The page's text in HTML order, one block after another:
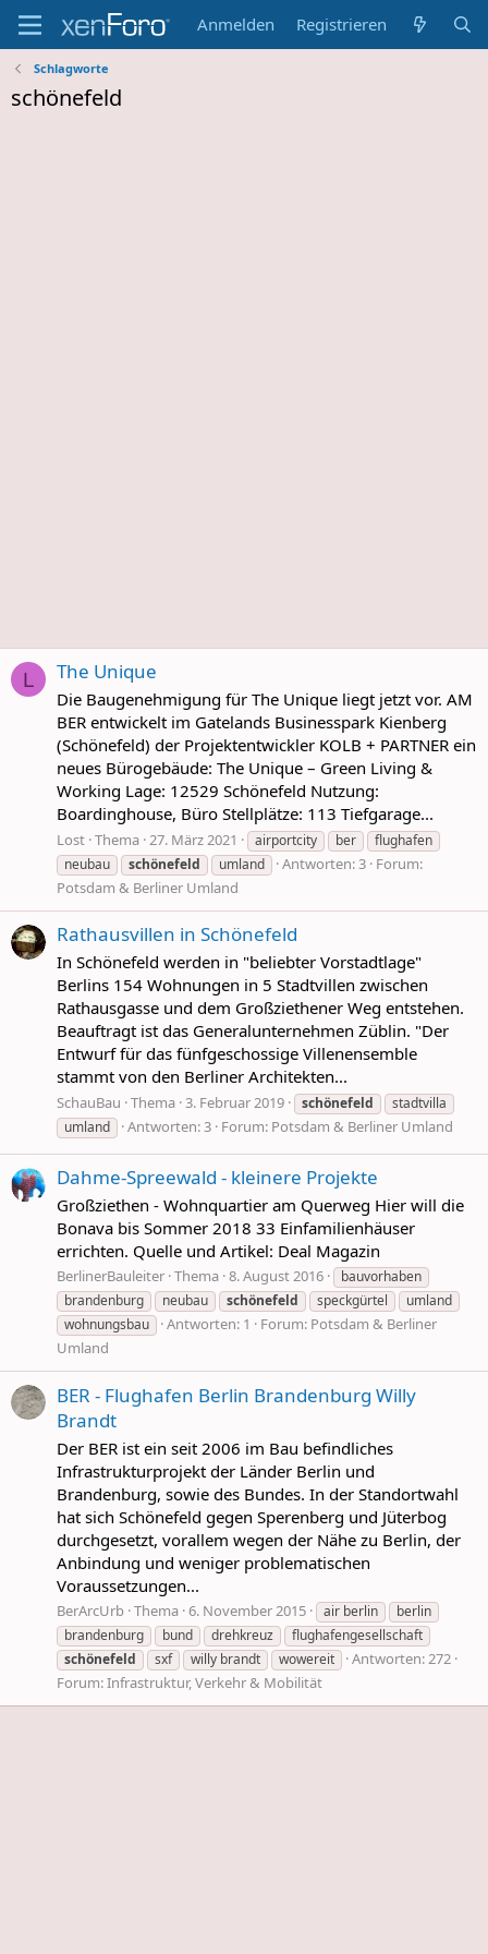
Anmelden Registrieren
Schlagworte
schönefeld
L The Unique
Die Baugenehmigung für The Unique liegt jetzt vor. AM
BER entwickelt im Gatelands Businesspark Kienberg
(Schönefeld) der Projektentwickler KOLB + PARTNER ein
neues Bürogebäude: The Unique – Green Living &
Working Lage: 12529 Schönefeld Nutzung:
Boardinghouse, Büro Stellplätze: 113 Tiefgarage...
Lost Thema 27. März 2021 airportcity ber
flughafen
neubau
schönefeld umland Antworten: 3 Forum:
Potsdam & Berliner Umland
Rathausvillen in Schönefeld
In Schönefeld werden in "beliebter Vorstadtlage"
Berlins 154 Wohnungen in 5 Stadtvillen zwischen
Rathausgasse und dem Großziethener Weg entstehen.
Beauftragt ist das Generalunternehmen Züblin. "Der
Entwurf für das fünfgeschossige Villenensemble
stammt von den Berliner Architekten...
SchauBau Thema 3. Februar 2019 schönefeld
stadtvilla
umland
Antworten: 3 Forum: Potsdam & Berliner Umland
Dahme-Spreewald - kleinere Projekte
Großziethen - Wohnquartier am Querweg Hier will die
Bonava bis Sommer 2018 33 Einfamilienhäuser
errichten. Quelle und Artikel: Deal Magazin
BerlinerBauleiter Thema 8. August 2016
bauvorhaben
brandenburg
neubau schönefeld speckgürtel
umland
wohnungsbau
Antworten: 1 Forum: Potsdam & Berliner
Umland
BER - Flughafen Berlin Brandenburg Willy
Brandt
Der BER ist ein seit 2006 im Bau befindliches
Infrastrukturprojekt der Länder Berlin und
Brandenburg, sowie des Bundes. In der Standortwahl
hat sich Schönefeld gegen Sperenberg und Jüterbog
durchgesetzt, vorallem wegen der Nähe zu Berlin, der
Anbindung und weniger problematischen
Voraussetzungen...
BerArcUrb Thema 6. November 2015 air berlin
berlin
brandenburg
bund drehkreuz
flughafengesellschaft
schönefeld
sxf willy brandt wowereit
Antworten: 272
Forum:Infrastruktur, Verkehr & Mobilität